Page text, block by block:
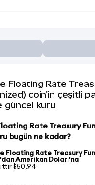
Floating Rate
coin'in çeşitli
güncel kuru
Rate Treasury
bugün ne kadar?
Floating Rate Treasury
Amerikan Doları'na
$50,94